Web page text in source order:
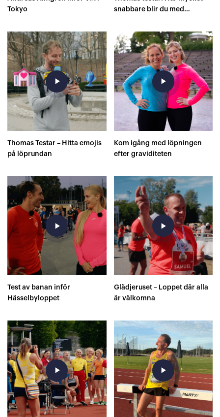
Tokyo
snabbare blir du med
play_arrow
Thomas Testar – Hitta emojis
på löprundan
play_arrow
Kom igång med löpningen
efter graviditeten
play_arrow
Test av banan inför
Hässelbyloppet
play_arrow
Glädjeruset – Loppet där alla
är välkomna
play_arrow play_arrow